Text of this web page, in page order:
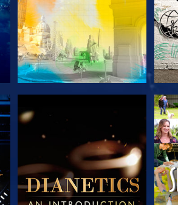
EXPLORE A SÉRIE